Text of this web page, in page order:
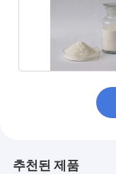
추천된 제품